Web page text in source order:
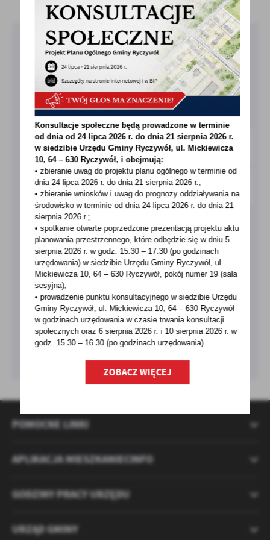
treści w postaci wiadomości, ofert, komunikatów mediów
społecznościowych.
Pobierz bezpłatną aplikację
MieszkaniecINFO!
O APLIKACJI
POMOCNE LINKI
APLIKACJA MIESZKANIECINFO
GODZINY PRACY URZĘDU
URZĄD GMINY
Konsultacje społeczne będą prowadzone w terminie
od dnia od 24 lipca 2026 r. do dnia 21 sierpnia 2026 r.
w siedzibie Urzędu Gminy Ryczywół, ul. Mickiewicza
10, 64 – 630 Ryczywół, i obejmują:
• zbieranie uwag do projektu planu ogólnego w terminie od
dnia 24 lipca 2026 r. do dnia 21 sierpnia 2026 r.;
• zbieranie wniosków i uwag do prognozy oddziaływania na
środowisko w terminie od dnia 24 lipca 2026 r. do dnia 21
sierpnia 2026 r.;
• spotkanie otwarte poprzedzone prezentacją projektu aktu
planowania przestrzennego, które odbędzie się w dniu 5
sierpnia 2026 r.w godz. 15.30 – 17.30 (po godzinach
urzędowania) w siedzibie Urzędu Gminy Ryczywół, ul.
Mickiewicza 10, 64 – 630 Ryczywół, pokójnumer 19 (sala
sesyjna),
• prowadzenie punktu konsultacyjnego w siedzibie Urzędu
Gminy Ryczywół, ul. Mickiewicza 10, 64 – 630 Ryczywół
w godzinachurzędowania w czasie trwania konsultacji
społecznych oraz 6 sierpnia 2026 r. i 10 sierpnia 2026 r. w
godz. 15.30 – 16.30 (po godzinachurzędowania).
ZOBACZ WIĘCEJ